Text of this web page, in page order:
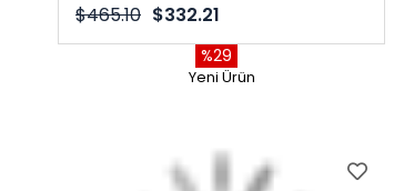
$332.21
$465.10
%29
Yeni Ürün